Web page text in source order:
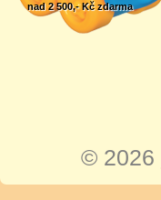
nad 2 500,- Kč zdarma
© 2026